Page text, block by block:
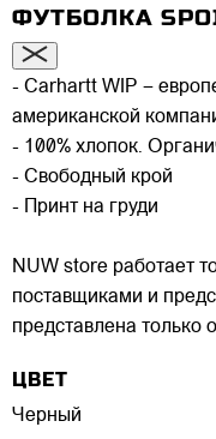
ФУТБОЛКА
- Carhartt WIP –
американской
- 100% хлопок.
- Свободный крой
- Принт на груди
NUW store работает
поставщиками и
представлена только
ЦВЕТ
Черный